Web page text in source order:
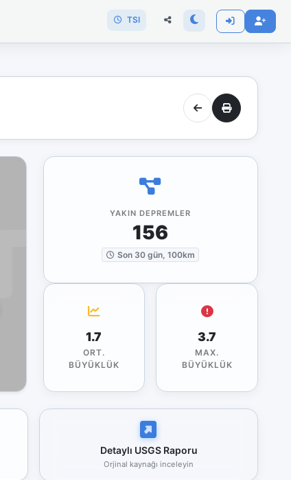
TSI
YAKIN DEPREMLER
156
Son 30 gün, 100km
1.7
ORT.
BÜYÜKLÜK
3.7
MAX.
BÜYÜKLÜK
Detaylı USGS Raporu
Orjinal kaynağı inceleyin